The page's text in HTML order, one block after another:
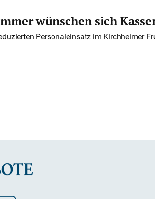
wünschen sich
Personaleinsatz im Kirchheimer